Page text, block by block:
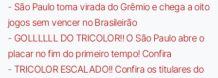
- São Paulo toma virada do Grêmio e chega a oito
jogos sem vencer no Brasileirão
- GOLLLLLL DO TRICOLOR!! O São Paulo abre o
placar no fim do primeiro tempo! Confira
- TRICOLOR ESCALADO!! Confira os titulares do